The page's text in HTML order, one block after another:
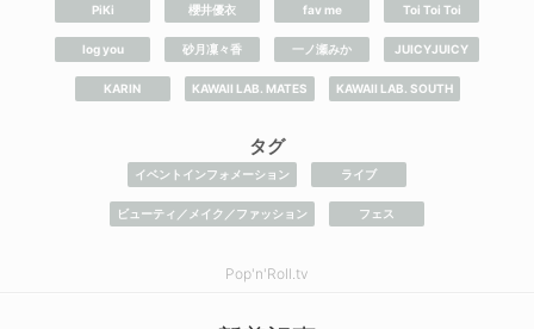
PiKi 櫻井優衣 fav me Toi Toi Toi
log you 砂月凜々香 一ノ瀬みか JUICYJUICY
KARIN KAWAII LAB. MATES KAWAII LAB. SOUTH
タグ
イベントインフォメーション ライブ
ビューティ／メイク／ファッション フェス
Pop'n'Roll.tv